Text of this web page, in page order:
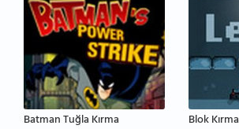
Batman Tuğla Kırma Blok Kırma